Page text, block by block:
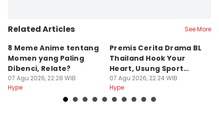
Related Articles See More
8 Meme Anime tentang
Momen yang Paling
Dibenci, Relate?
07 Agu 2026, 22:28 WIB
Hype
Premis Cerita Drama BL
Thailand Hook Your
Heart, Usung Sport
Romance
07 Agu 2026, 22:24 WIB
Hype